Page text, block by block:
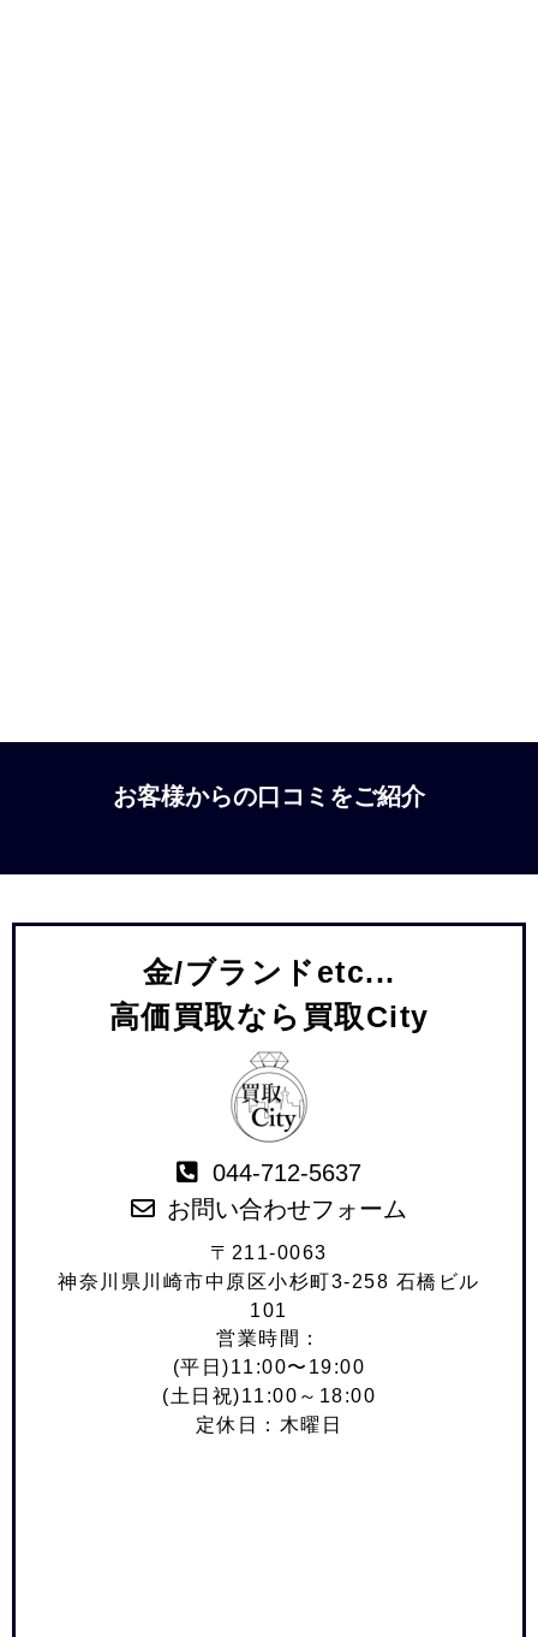
お客様からの口コミをご紹介
金/ブランドetc...
高価買取なら買取City
044-712-5637
お問い合わせフォーム
〒211-0063
神奈川県川崎市中原区小杉町3-258 石橋ビル
101
営業時間：
(平日)11:00〜19:00
(土日祝)11:00～18:00
定休日：木曜日